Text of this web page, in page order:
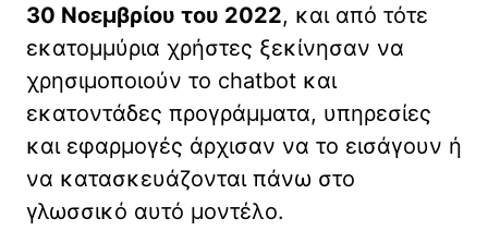
30 Νοεμβρίου του 2022, και από τότε
εκατομμύρια χρήστες ξεκίνησαν να
χρησιμοποιούν το chatbot και
εκατοντάδες προγράμματα, υπηρεσίες
και εφαρμογές άρχισαν να το εισάγουν ή
να κατασκευάζονται πάνω στο
γλωσσικό αυτό μοντέλο.